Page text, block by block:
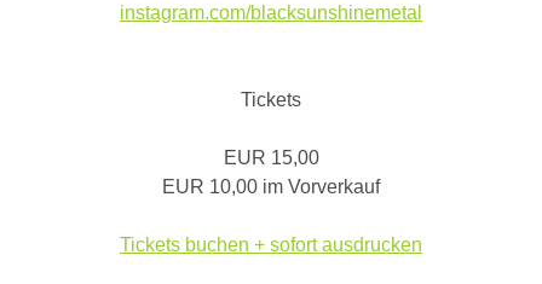
instagram.com/blacksunshinemetal
Tickets
EUR 15,00
EUR 10,00 im Vorverkauf
Tickets buchen + sofort ausdrucken